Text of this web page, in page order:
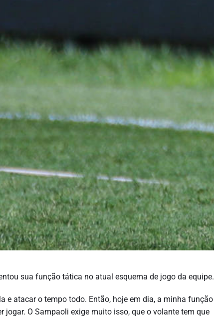
sua função tática no atual esquema de jogo da equipe.
e atacar o tempo todo. Então, hoje em dia, a minha função
jogar. O Sampaoli exige muito isso, que o volante tem que